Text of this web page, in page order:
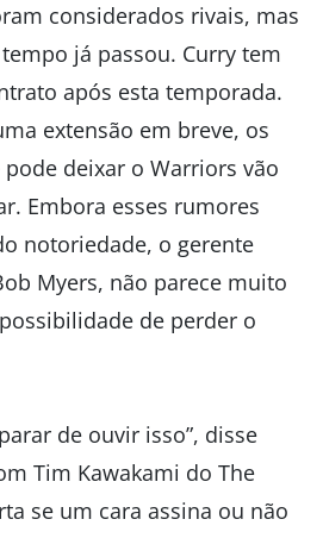
considerados rivais, mas
já passou. Curry tem
após esta temporada.
extensão em breve, os
deixar o Warriors vão
Embora esses rumores
notoriedade, o gerente
Myers, não parece muito
de perder o
de ouvir isso”, disse
Tim Kawakami do The
se um cara assina ou não